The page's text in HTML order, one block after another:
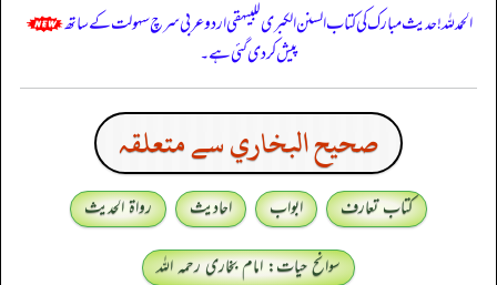
الحمدللہ! حدیث مبارک کی کتاب السنن الكبرى للبيهقي اردو عربی سرچ سہولت کے ساتھ
پیش کر دی گئی ہے۔
صحيح البخاري سے متعلقہ
کتاب تعارف ابواب احادیث
رواۃ الحدیث
سوانح حیات: امام بخاری رحمہ اللہ